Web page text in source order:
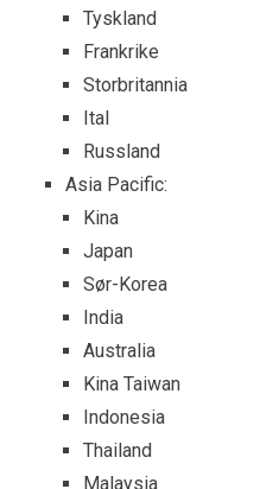
Tyskland
Frankrike
Storbritannia
Ital
Russland
Asia Pacific:
Kina
Japan
Sør-Korea
India
Australia
Kina Taiwan
Indonesia
Thailand
Malaysia